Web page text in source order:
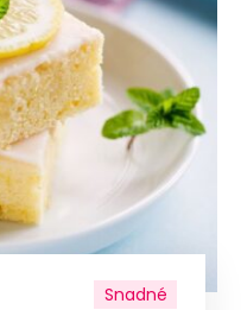
Snadné